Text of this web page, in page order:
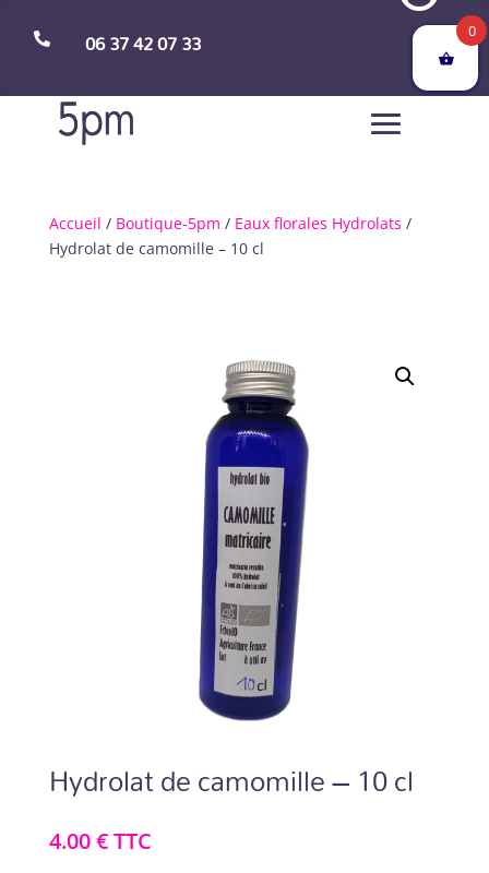
 06 37 42 07 33
Accueil / Boutique-5pm / Eaux florales Hydrolats /
Hydrolat de camomille – 10 cl
Hydrolat de camomille – 10 cl
4.00€TTC
0